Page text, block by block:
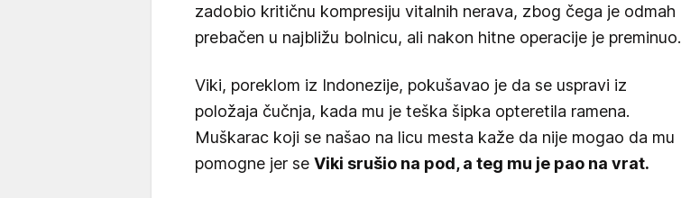
zadobio kritičnu kompresiju vitalnih nerava, zbog čega je odmah
prebačen u najbližu bolnicu, ali nakon hitne operacije je preminuo.
Viki, poreklom iz Indonezije, pokušavao je da se uspravi iz
položaja čučnja, kada mu je teška šipka opteretila ramena.
Muškarac koji se našao na licu mesta kaže da nije mogao da mu
pomogne jer se Viki srušio na pod, a teg mu je pao na vrat.